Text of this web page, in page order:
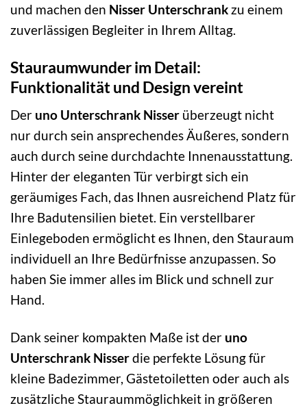
und machen den Nisser Unterschrank zu einem
zuverlässigen Begleiter in Ihrem Alltag.
Stauraumwunder im Detail:
Funktionalität und Design vereint
Der uno Unterschrank Nisser überzeugt nicht
nur durch sein ansprechendes Äußeres, sondern
auch durch seine durchdachte Innenausstattung.
Hinter der eleganten Tür verbirgt sich ein
geräumiges Fach, das Ihnen ausreichend Platz für
Ihre Badutensilien bietet. Ein verstellbarer
Einlegeboden ermöglicht es Ihnen, den Stauraum
individuell an Ihre Bedürfnisse anzupassen. So
haben Sie immer alles im Blick und schnell zur
Hand.
Dank seiner kompakten Maße ist der uno
Unterschrank Nisserdie perfekte Lösung für
kleine Badezimmer, Gästetoiletten oder auch als
zusätzliche Stauraummöglichkeit in größeren